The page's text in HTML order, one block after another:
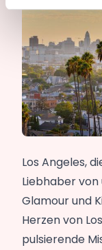
Los Angeles,
Liebhaber
Glamour und
Herzen von
pulsierende